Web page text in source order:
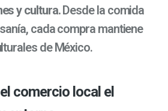
y cultura.Desde la comida
cada compra mantiene
de México.
comercio local el